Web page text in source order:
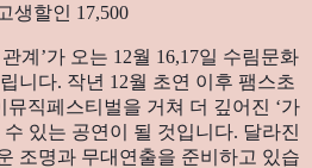
생할인 17,500
계’가 오는 12월 16,17일 수림문화
니다. 작년 12월 초연 이후 팸스초
직페스티벌을 거쳐 더 깊어진 ‘가
있는 공연이 될 것입니다. 달라진
조명과 무대연출을 준비하고 있습